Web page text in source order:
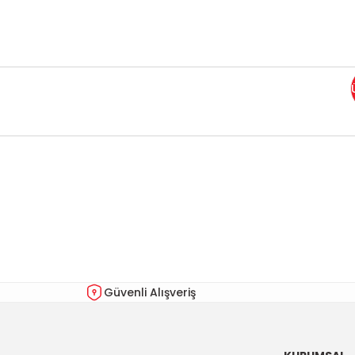
Ürün fiyatı diğer sitelerden daha pahalı.
Güvenli Alışveriş